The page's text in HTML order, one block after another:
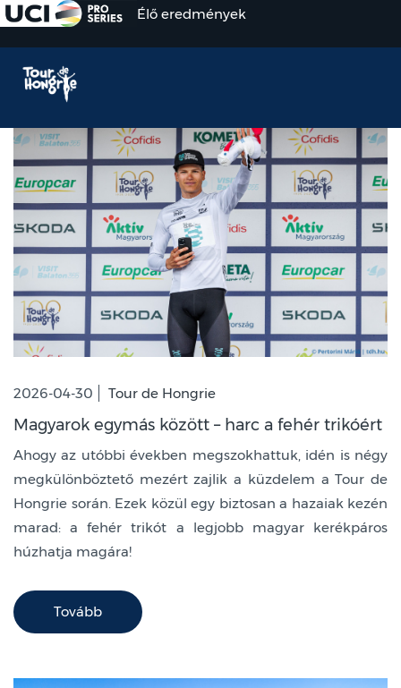
Élő eredmények
2026-04-30 Tour de Hongrie
Magyarok egymás között – harc a fehér trikóért
Ahogy az utóbbi években megszokhattuk, idén is négy
megkülönböztető mezért zajlik a küzdelem a Tour de
Hongrie során. Ezek közül egy biztosan a hazaiak kezén
marad: a fehér trikót a legjobb magyar kerékpáros
húzhatja magára!
Tovább